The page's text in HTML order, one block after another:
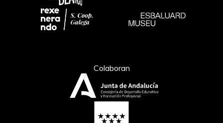
Colaboran